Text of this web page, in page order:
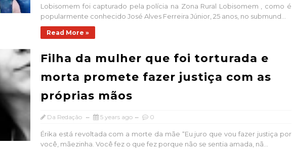
Lobisomem foi capturado pela polícia na Zona Rural Lobisomem , como é
popularmente conhecido José Alves Ferreira Júnior, 25 anos, no submund...
Read More »
Filha da mulher que foi torturada e
morta promete fazer justiça com as
próprias mãos
Da Redação 5 years ago 0
Érika está revoltada com a morte da mãe “Eu juro que vou fazer justiça por
você, mãezinha. Você fez o que fez porque não se sentia amada, nã...